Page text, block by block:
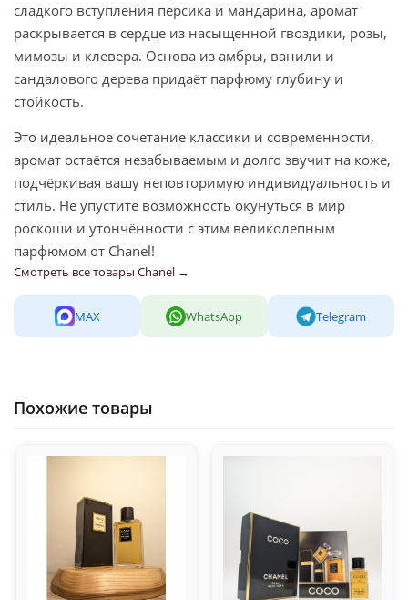
сладкого вступления персика и мандарина, аромат
раскрывается в сердце из насыщенной гвоздики, розы,
мимозы и клевера. Основа из амбры, ванили и
сандалового дерева придаёт парфюму глубину и
стойкость.
Это идеальное сочетание классики и современности,
аромат остаётся незабываемым и долго звучит на коже,
подчёркивая вашу неповторимую индивидуальность и
стиль. Не упустите возможность окунуться в мир
роскоши и утончённости с этим великолепным
парфюмом от Chanel!
Смотреть все товары Chanel →
MAX WhatsApp Telegram
Похожие товары